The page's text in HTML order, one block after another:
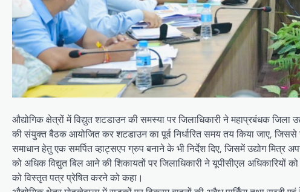
औद्योगिक क्षेत्रों में विद्युत शटडाउन की समस्या पर जिलाधिकारी ने महाप्रबंधक जिला
की संयुक्त बैठक आयोजित कर शटडाउन का पूर्व निर्धारित समय तय किया जाए, जिससे
समाधान हेतु एक समर्पित व्हाट्सएप ग्रुप बनाने के भी निर्देश दिए, जिसमें उद्योग
को अधिक विद्युत बिल आने की शिकायतों पर जिलाधिकारी ने यूपीसीएल
को विस्तृत पत्र प्रेषित करने को कहा।